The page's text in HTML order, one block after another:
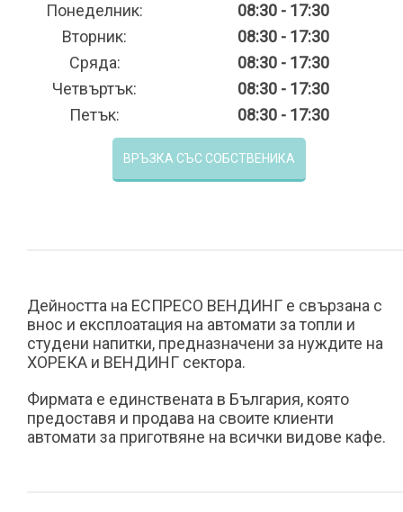
Понеделник:
08:30 - 17:30
Вторник:
08:30 - 17:30
Сряда:
08:30 - 17:30
Четвъртък:
08:30 - 17:30
Петък:
08:30 - 17:30
ВРЪЗКА СЪС СОБСТВЕНИКА
Дейността на ЕСПРЕСО ВЕНДИНГ е свързана с
внос и експлоатация на автомати за топли и
студени напитки, предназначени за нуждите на
ХОРЕКА и ВЕНДИНГ сектора.
Фирмата е единствената в България, която
предоставя и продава на своите клиенти
автомати за приготвяне на всички видове кафе.